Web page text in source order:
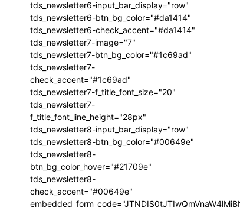
tds_newsletter6-input_bar_display="row"
tds_newsletter6-btn_bg_color="#da1414"
tds_newsletter6-check_accent="#da1414"
tds_newsletter7-image="7"
tds_newsletter7-btn_bg_color="#1c69ad"
tds_newsletter7-
check_accent="#1c69ad"
tds_newsletter7-f_title_font_size="20"
tds_newsletter7-
f_title_font_line_height="28px"
tds_newsletter8-input_bar_display="row"
tds_newsletter8-btn_bg_color="#00649e"
tds_newsletter8-
btn_bg_color_hover="#21709e"
tds_newsletter8-
check_accent="#00649e"